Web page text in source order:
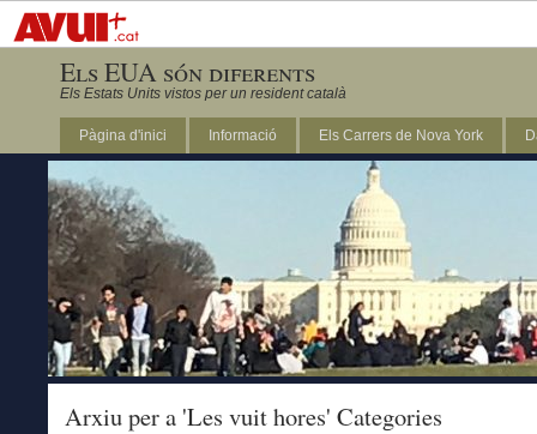
Els EUA són diferents
Els Estats Units vistos per un resident català
Pàgina d'inici Informació Els Carrers de Nova York
Arxiu per a 'Les vuit hores' Categories